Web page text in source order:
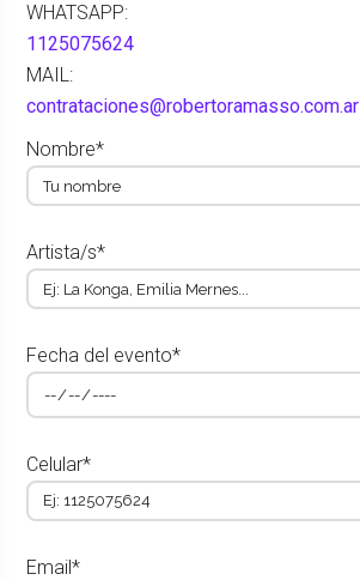
WHATSAPP:
1125075624
MAIL:
contrataciones@robertoramasso.com.ar
Nombre*
Artista/s*
Fecha del evento*
Celular*
Email*